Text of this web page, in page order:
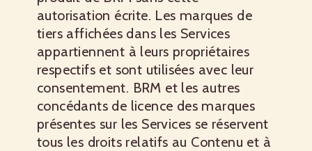
autorisation écrite. Les marques de
tiers affichées dans les Services
appartiennent à leurs propriétaires
respectifs et sont utilisées avec leur
consentement. BRM et les autres
concédants de licence des marques
présentes sur les Services se réservent
tous les droits relatifs au Contenu et à